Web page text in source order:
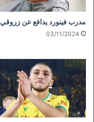
مدرب فينورد يدافع عن زروقي
03/11/2024